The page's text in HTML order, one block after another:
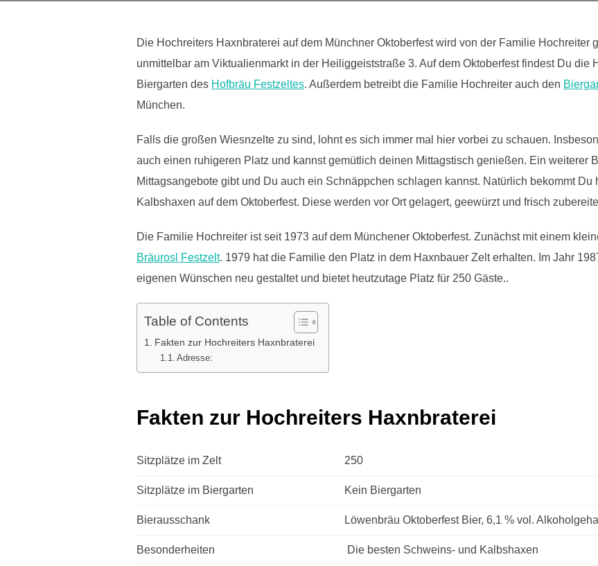
Die Hochreiters Haxnbraterei auf dem Münchner Oktoberfest wird von der Familie Hochreiter
unmittelbar am Viktualienmarkt in der Heiliggeiststraße 3. Auf dem Oktoberfest findest Du die
Biergarten des Hofbräu Festzeltes. Außerdem betreibt die Familie Hochreiter auch den
München.
Falls die großen Wiesnzelte zu sind, lohnt es sich immer mal hier vorbei zu schauen.
auch einen ruhigeren Platz und kannst gemütlich deinen Mittagstisch genießen. Ein weiterer
Mittagsangebote gibt und Du auch ein Schnäppchen schlagen kannst. Natürlich bekommt
Kalbshaxen auf dem Oktoberfest. Diese werden vor Ort gelagert, geewürzt und frisch
Die Familie Hochreiter ist seit 1973 auf dem Münchener Oktoberfest. Zunächst mit einem
Bräurosl Festzelt. 1979 hat die Familie den Platz in dem Haxnbauer Zelt erhalten. Im Jahr
eigenen Wünschen neu gestaltet und bietet heutzutage Platz für 250 Gäste..
Table of Contents
Fakten zur Hochreiters Haxnbraterei
Adresse:
Fakten zur Hochreiters Haxnbraterei
Sitzplätze im Zelt 250
Sitzplätze im Biergarten Kein Biergarten
Bierausschank Löwenbräu Oktoberfest Bier, 6,1 % vol.
Besonderheiten Die besten Schweins- und Kalbshaxen